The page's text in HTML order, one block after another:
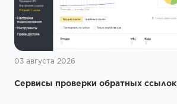
03 августа 2026
Сервисы проверки обратных ссылок